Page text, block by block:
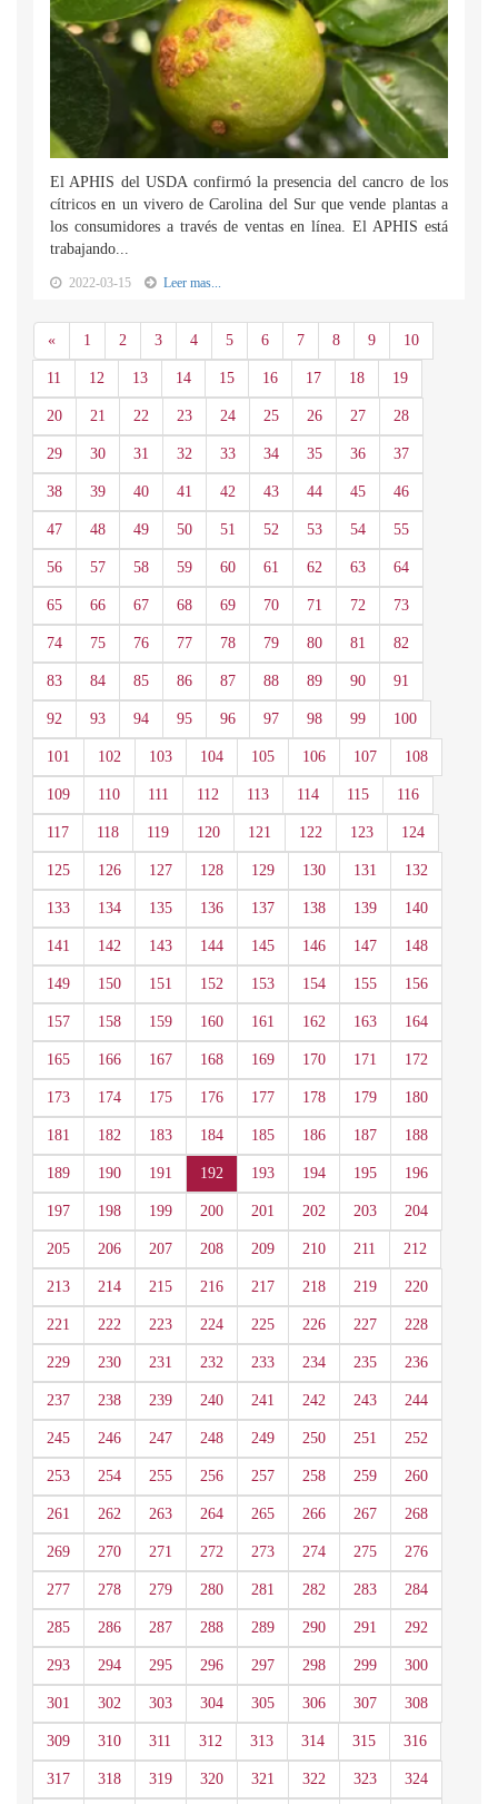
El APHIS del USDA confirmó la presencia del cancro de los
cítricos en un vivero de Carolina del Sur que vende plantas a
los consumidores a través de ventas en línea. El APHIS está
trabajando...
2022-03-15 Leer mas...
«Anterior
1 2 3 4 5 6 7 8 9 10
11 12 13 14 15 16 17 18 19
20 21 22 23 24 25 26 27 28
29 30 31 32 33 34 35 36 37
38 39 40 41 42 43 44 45 46
47 48 49 50 51 52 53 54 55
56 57 58 59 60 61 62 63 64
65 66 67 68 69 70 71 72 73
74 75 76 77 78 79 80 81 82
83 84 85 86 87 88 89 90 91
92 93 94 95 96 97 98 99 100
101 102 103 104 105 106 107 108
109 110 111 112 113 114 115 116
117 118 119 120 121 122 123 124
125 126 127 128 129 130 131 132
133 134 135 136 137 138 139 140
141 142 143 144 145 146 147 148
149 150 151 152 153 154 155 156
157 158 159 160 161 162 163 164
165 166 167 168 169 170 171 172
173 174 175 176 177 178 179 180
181 182 183 184 185 186 187 188
189 190 191 192 193 194 195 196
197 198 199 200 201 202 203 204
205 206 207 208 209 210 211 212
213 214 215 216 217 218 219 220
221 222 223 224 225 226 227 228
229 230 231 232 233 234 235 236
237 238 239 240 241 242 243 244
245 246 247 248 249 250 251 252
253 254 255 256 257 258 259 260
261 262 263 264 265 266 267 268
269 270 271 272 273 274 275 276
277 278 279 280 281 282 283 284
285 286 287 288 289 290 291 292
293 294 295 296 297 298 299 300
301 302 303 304 305 306 307 308
309 310 311 312 313 314 315 316
317 318 319 320 321 322 323 324